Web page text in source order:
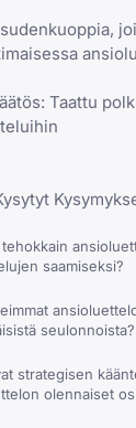
Taattu
saamiseksi?
seulonnoista?
strategisen
olennaiset